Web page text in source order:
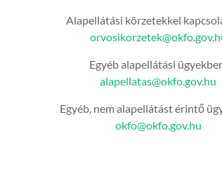
Alapellátási körzetekkel
Egyéb alapellátási
alapellatas@okfo.gov.hu
Egyéb, nem alapellátást érintő
okfo@okfo.gov.hu